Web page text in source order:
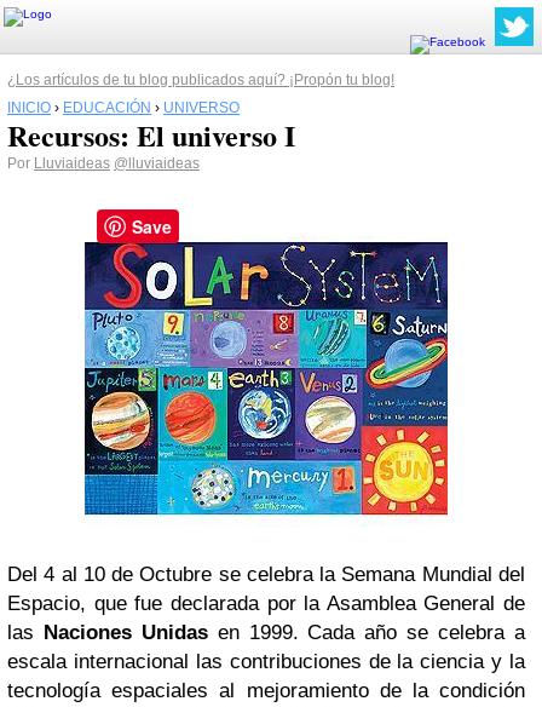
¿Los artículos de tu blog publicados aquí? ¡Propón tu blog!
INICIO › EDUCACIÓN › UNIVERSO
Recursos: El universo I
Por Lluviaideas @lluviaideas
Del 4 al 10 de Octubre se celebra la Semana Mundial del
Espacio, que fue declarada por la Asamblea General de
las Naciones Unidasen 1999. Cada año se celebra a
escala internacional las contribuciones de la ciencia y la
tecnología espaciales al mejoramiento de la condición
Save